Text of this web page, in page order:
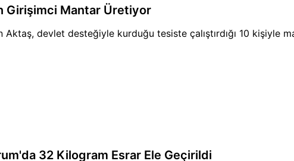
Girişimci Mantar Üretiyor
Aktaş, devlet desteğiyle kurduğu tesiste çalıştırdığı 10 kişiyle
32 Kilogram Esrar Ele Geçirildi